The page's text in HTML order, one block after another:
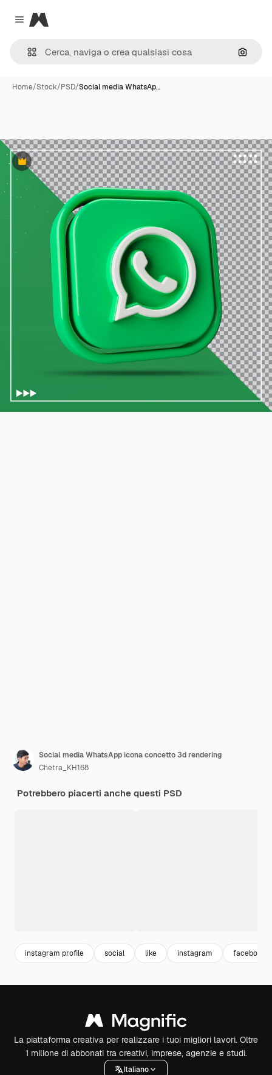
Close menu
Magnific
Cerca
Home/Stock/PSD/Social media WhatsAp…
Premium
Social media WhatsApp icona concetto 3d rendering
Chetra_KH168
Potrebbero piacerti anche questi PSD
instagram profile social like instagram facebook
La piattaforma creativa per realizzare i tuoi migliori lavori. Oltre
1 milione di abbonati tra creativi, imprese, agenzie e studi.
Italiano